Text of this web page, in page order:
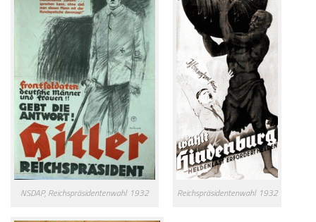
NSDAP, Reichspräsidentenwahl 1932 Reichspräsidentenwahl 1932